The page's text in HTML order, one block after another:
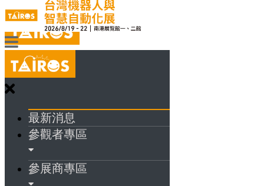
最新消息
參觀者專區
參展商專區